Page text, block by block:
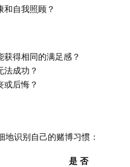
和自我照顾？
得相同的满足感？
法成功？
或后悔？
识别自己的赌博习惯：
是 否